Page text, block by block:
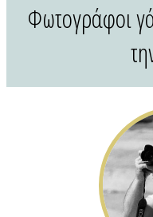
Φωτογράφοι